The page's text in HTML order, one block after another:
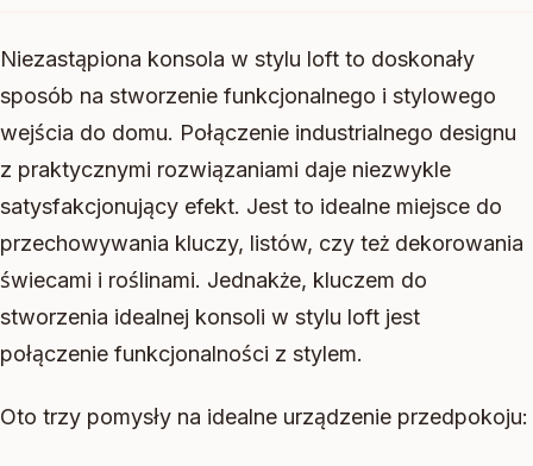
Niezastąpiona konsola w stylu loft to doskonały
sposób na stworzenie funkcjonalnego i stylowego
wejścia do domu. Połączenie industrialnego designu
z praktycznymi rozwiązaniami daje niezwykle
satysfakcjonujący efekt. Jest to idealne miejsce do
przechowywania kluczy, listów, czy też dekorowania
świecami i roślinami. Jednakże, kluczem do
stworzenia idealnej konsoli w stylu loft jest
połączenie funkcjonalności z stylem.
Oto trzy pomysły na idealne urządzenie przedpokoju: